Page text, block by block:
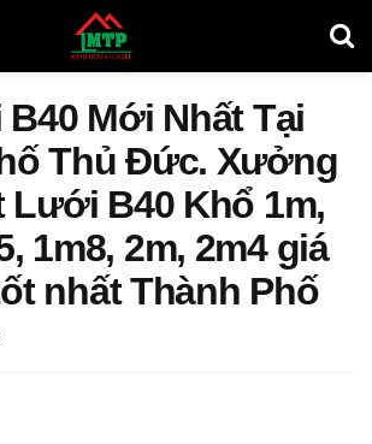
Mới Nhất Tại
Thủ Đức. Xưởng
Lưới B40 Khổ 1m,
1m8, 2m, 2m4 giá
nhất Thành Phố